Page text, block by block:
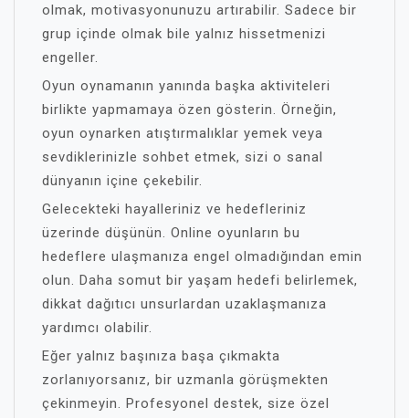
olmak, motivasyonunuzu artırabilir. Sadece bir
grup içinde olmak bile yalnız hissetmenizi
engeller.
Oyun oynamanın yanında başka aktiviteleri
birlikte yapmamaya özen gösterin. Örneğin,
oyun oynarken atıştırmalıklar yemek veya
sevdiklerinizle sohbet etmek, sizi o sanal
dünyanın içine çekebilir.
Gelecekteki hayalleriniz ve hedefleriniz
üzerinde düşünün. Online oyunların bu
hedeflere ulaşmanıza engel olmadığından emin
olun. Daha somut bir yaşam hedefi belirlemek,
dikkat dağıtıcı unsurlardan uzaklaşmanıza
yardımcı olabilir.
Eğer yalnız başınıza başa çıkmakta
zorlanıyorsanız, bir uzmanla görüşmekten
çekinmeyin. Profesyonel destek, size özel